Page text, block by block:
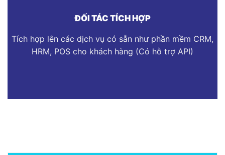
ĐỐI TÁC TÍCH HỢP
Tích hợp lên các dịch vụ có sẵn như phần mềm CRM,
HRM, POS cho khách hàng (Có hỗ trợ API)